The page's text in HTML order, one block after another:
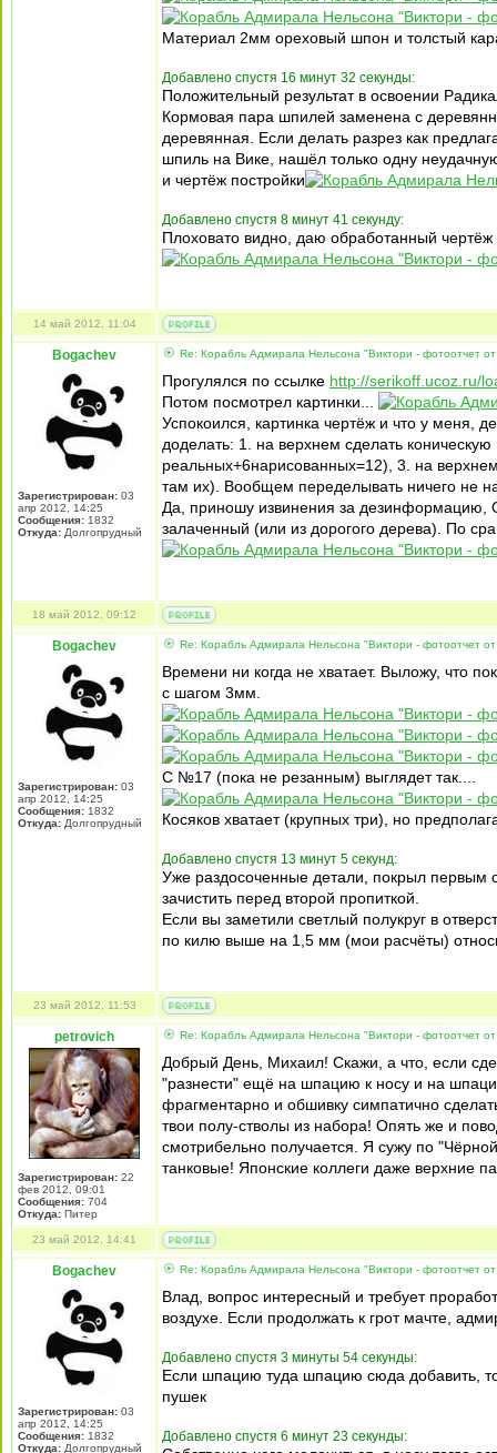
Материал 2мм ореховый шпон и толстый
Добавлено спустя 16 минут 32 секунды:
Положительный результат в освоении
Кормовая пара шпилей заменена с
деревянная. Если делать разрез как
шпиль на Вике, нашёл только одну
и чертёж постройки
Добавлено спустя 8 минут 41 секунду:
Плоховато видно, даю обработанный
14 май 2012, 11:04
Bogachev
Зарегистрирован: 03
апр 2012, 14:25
Сообщения: 1832
Откуда: Долгопрудный
Re: Корабль Адмирала Нельсона "Виктори - фотоотчет
Прогулялся по ссылке http://serikoff.ucoz.ru/
Потом посмотрел картинки...
Успокоился, картинка чертёж и что у меня,
доделать: 1. на верхнем сделать
реальных+6нарисованных=12), 3. на
там их). Вообщем переделывать ничего не
Да, приношу извинения за дезинформацию,
залаченный (или из дорогого дерева). По
18 май 2012, 09:12
Bogachev
Зарегистрирован: 03
апр 2012, 14:25
Сообщения: 1832
Откуда: Долгопрудный
Re: Корабль Адмирала Нельсона "Виктори - фотоотчет
Времени ни когда не хватает. Выложу, что
с шагом 3мм.
С №17 (пока не резанным) выглядет так....
Косяков хватает (крупных три), но
Добавлено спустя 13 минут 5 секунд:
Уже раздосоченные детали, покрыл первым
зачистить перед второй пропиткой.
Если вы заметили светлый полукруг в
по килю выше на 1,5 мм (мои расчёты)
23 май 2012, 11:53
petrovich
Зарегистрирован: 22
фев 2012, 09:01
Сообщения: 704
Откуда: Питер
Re: Корабль Адмирала Нельсона "Виктори - фотоотчет
Добрый День, Михаил! Скажи, а что, если
"разнести" ещё на шпацию к носу и на
фрагментарно и обшивку симпатично
твои полу-стволы из набора! Опять же и
смотрибельно получается. Я сужу по
танковые! Японские коллеги даже верхние
23 май 2012, 14:41
Bogachev
Зарегистрирован: 03
апр 2012, 14:25
Сообщения: 1832
Откуда: Долгопрудный
Re: Корабль Адмирала Нельсона "Виктори - фотоотчет
Влад, вопрос интересный и требует
воздухе. Если продолжать к грот мачте,
Добавлено спустя 3 минуты 54 секунды:
Если шпацию туда шпацию сюда добавить,
пушек
Добавлено спустя 6 минут 23 секунды: